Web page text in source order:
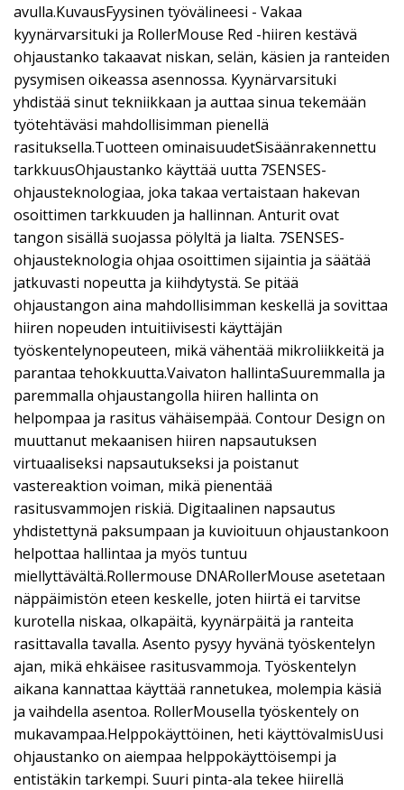
avulla.KuvausFyysinen työvälineesi - Vakaa
kyynärvarsituki ja RollerMouse Red -hiiren kestävä
ohjaustanko takaavat niskan, selän, käsien ja ranteiden
pysymisen oikeassa asennossa. Kyynärvarsituki
yhdistää sinut tekniikkaan ja auttaa sinua tekemään
työtehtäväsi mahdollisimman pienellä
rasituksella.Tuotteen ominaisuudetSisäänrakennettu
tarkkuusOhjaustanko käyttää uutta 7SENSES-
ohjausteknologiaa, joka takaa vertaistaan hakevan
osoittimen tarkkuuden ja hallinnan. Anturit ovat
tangon sisällä suojassa pölyltä ja lialta. 7SENSES-
ohjausteknologia ohjaa osoittimen sijaintia ja säätää
jatkuvasti nopeutta ja kiihdytystä. Se pitää
ohjaustangon aina mahdollisimman keskellä ja sovittaa
hiiren nopeuden intuitiivisesti käyttäjän
työskentelynopeuteen, mikä vähentää mikroliikkeitä ja
parantaa tehokkuutta.Vaivaton hallintaSuuremmalla ja
paremmalla ohjaustangolla hiiren hallinta on
helpompaa ja rasitus vähäisempää. Contour Design on
muuttanut mekaanisen hiiren napsautuksen
virtuaaliseksi napsautukseksi ja poistanut
vastereaktion voiman, mikä pienentää
rasitusvammojen riskiä. Digitaalinen napsautus
yhdistettynä paksumpaan ja kuvioituun ohjaustankoon
helpottaa hallintaa ja myös tuntuu
miellyttävältä.Rollermouse DNARollerMouse asetetaan
näppäimistön eteen keskelle, joten hiirtä ei tarvitse
kurotella niskaa, olkapäitä, kyynärpäitä ja ranteita
rasittavalla tavalla. Asento pysyy hyvänä työskentelyn
ajan, mikä ehkäisee rasitusvammoja. Työskentelyn
aikana kannattaa käyttää rannetukea, molempia käsiä
ja vaihdella asentoa. RollerMousella työskentely on
mukavampaa.Helppokäyttöinen, heti käyttövalmisUusi
ohjaustanko on aiempaa helppokäyttöisempi ja
entistäkin tarkempi. Suuri pinta-ala tekee hiirellä